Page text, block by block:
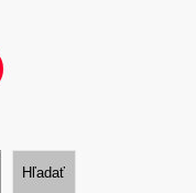
Hľadať